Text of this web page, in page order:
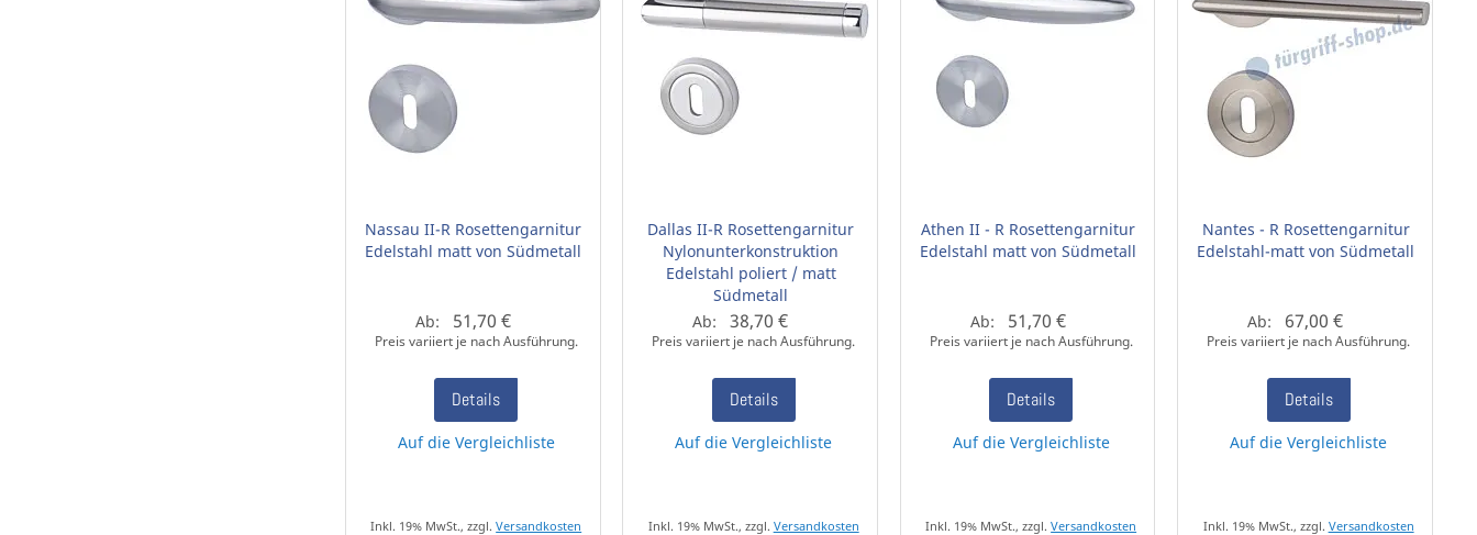
Nassau II-R Rosettengarnitur
Edelstahl matt von Südmetall
Ab: 51,70 €
Preis variiert je nach Ausführung.
Details
Auf die Vergleichliste
Inkl. 19% MwSt., zzgl.Versandkosten
Dallas II-R Rosettengarnitur
Nylonunterkonstruktion
Edelstahl poliert / matt
Südmetall
Ab:
38,70 €
Preis variiert je nach Ausführung.
Details
Auf die Vergleichliste
Inkl. 19% MwSt., zzgl. Versandkosten
Athen II - R Rosettengarnitur
Edelstahl matt von Südmetall
Ab: 51,70 €
Preis variiert je nach Ausführung.
Details
Auf die Vergleichliste
Inkl. 19% MwSt., zzgl.Versandkosten
Nantes - R Rosettengarnitur
Edelstahl-matt von Südmetall
Ab: 67,00 €
Preis variiert je nach Ausführung.
Details
Auf die Vergleichliste
Inkl. 19% MwSt., zzgl. Versandkosten